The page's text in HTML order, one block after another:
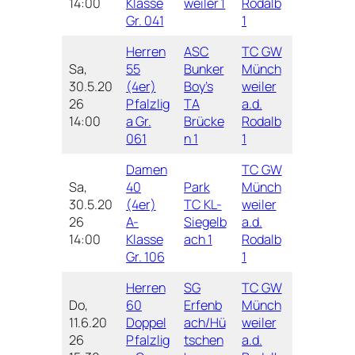
Gr. 041
1
Sa,
30.5.20
26
14:00
Herren
55
(4er)
Pfalzlig
a Gr.
061
ASC
Bunker
Boy’s
TA
Brücke
n 1
TC GW
Münch
weiler
a.d.
Rodalb
1
Sa,
30.5.20
26
14:00
Damen
40
(4er)
A-
Klasse
Gr. 106
Park
TC KL-
Siegelb
ach 1
TC GW
Münch
weiler
a.d.
Rodalb
1
Do,
11.6.20
26
Herren
60
Doppel
Pfalzlig
SG
Erfenb
ach/Hü
tschen
TC GW
Münch
weiler
a.d.